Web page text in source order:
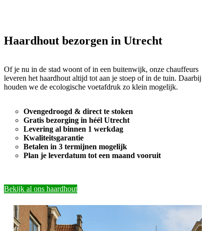
Haardhout bezorgen in Utrecht
Of je nu in de stad woont of in een buitenwijk, onze chauffeurs
leveren het haardhout altijd tot aan je stoep of in de tuin. Daarbij
houden we de ecologische voetafdruk zo klein mogelijk.
Ovengedroogd & direct te stoken
Gratis bezorging in héél Utrecht
Levering al binnen 1 werkdag
Kwaliteitsgarantie
Betalen in 3 termijnen mogelijk
Plan je leverdatum tot een maand vooruit
Bekijk al ons haardhout